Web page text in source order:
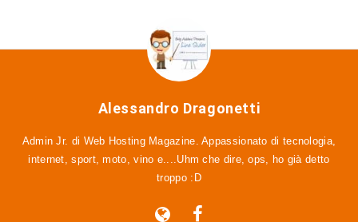
Alessandro Dragonetti
Admin Jr. di Web Hosting Magazine. Appassionato di tecnologia,
internet, sport, moto, vino e....Uhm che dire, ops, ho già detto
troppo :D